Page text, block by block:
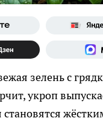
зелень с
укроп
становятся